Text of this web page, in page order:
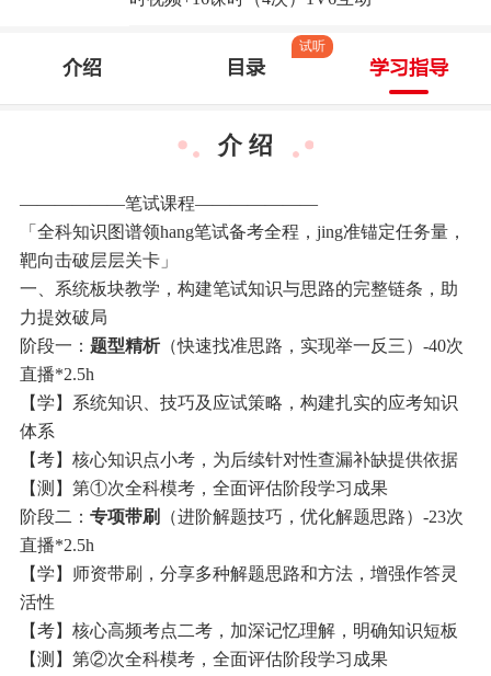
介绍 目录
试听
学习指导
介 绍
——————笔试课程———————
「全科知识图谱领hang笔试备考全程，jing准锚定任务量，
靶向击破层层关卡」
一、系统板块教学，构建笔试知识与思路的完整链条，助
力提效破局
阶段一： 题型精析（快速找准思路，实现举一反三）-40次
直播*2.5h
【学】系统知识、技巧及应试策略，构建扎实的应考知识
体系
【考】核心知识点小考，为后续针对性查漏补缺提供依据
【测】第①次全科模考，全面评估阶段学习成果
阶段二： 专项带刷
（进阶解题技巧，优化解题思路）-23次
直播*2.5h
【学】师资带刷，分享多种解题思路和方法，增强作答灵
活性
【考】核心高频考点二考，加深记忆理解，明确知识短板
【测】第②次全科模考，全面评估阶段学习成果